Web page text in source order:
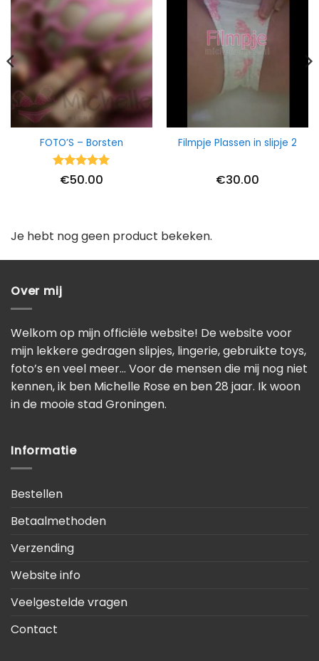
FOTO’S – Borsten
Waardering
€50.00
Filmpje Plassen in slipje 2
€30.00
Je hebt nog geen product bekeken.
Over mij
Welkom op mijn officiële website! De website voor
mijn lekkere gedragen slipjes, lingerie, gebruikte toys,
foto’s en veel meer… Voor de mensen die mij nog niet
kennen, ik ben Michelle Rose en ben 28 jaar. Ik woon
in de mooie stad Groningen.
Informatie
Bestellen
Betaalmethoden
Verzending
Website info
Veelgestelde vragen
Contact